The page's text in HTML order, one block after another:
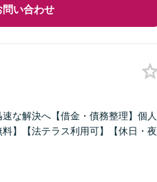
問い合わせ
な解決へ【借金・債務整理】個人
】【法テラス利用可】【休日・夜